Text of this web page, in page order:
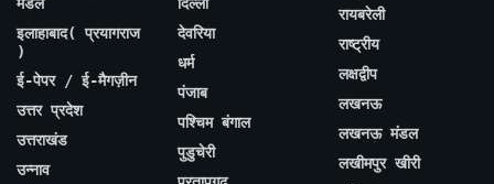
इलाहाबाद( प्रयागराज
)
ई-पेपर / ई-मैगज़ीन
उत्तर प्रदेश
उत्तराखंड
उन्नाव
देवरिया
धर्म
पंजाब
पश्चिम बंगाल
पुडुचेरी
रायबरेली
राष्ट्रीय
लक्षद्वीप
लखनऊ
लखनऊ मंडल
लखीमपुर खीरी